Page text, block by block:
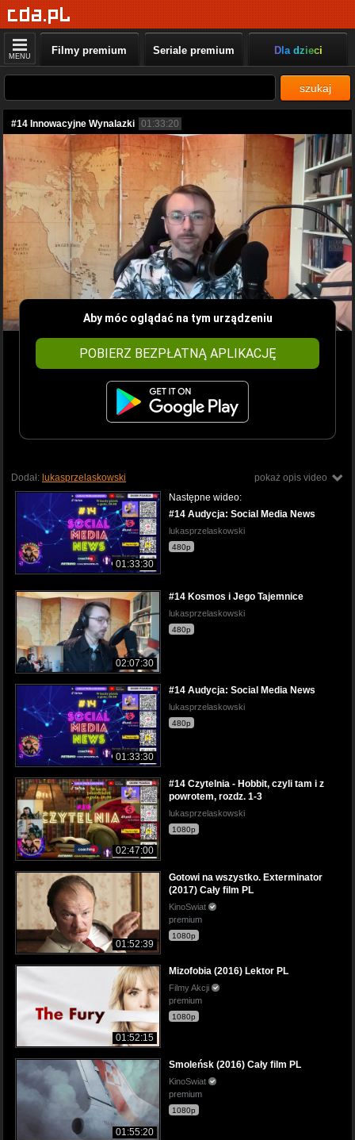
MENU Filmy premium Seriale premium Dla dzieci
szukaj
#14 Innowacyjne Wynalazki 01:33:20
Aby móc oglądać na tym urządzeniu
POBIERZ BEZPŁATNĄ APLIKACJĘ
pokaż opis video
Dodał: lukasprzelaskowski
01:33:30
Następne wideo:
#14 Audycja: Social Media News
lukasprzelaskowski
480p
02:07:30
#14 Kosmos i Jego Tajemnice
lukasprzelaskowski
480p
01:33:30
#14 Audycja: Social Media News
lukasprzelaskowski
480p
02:47:00
#14 Czytelnia - Hobbit, czyli tam i z
powrotem, rozdz. 1-3
lukasprzelaskowski
1080p
01:52:39
Gotowi na wszystko. Exterminator
(2017) Cały film PL
KinoSwiat
premium
1080p
01:52:15
Mizofobia (2016) Lektor PL
Filmy Akcji
premium
1080p
01:55:20
Smoleńsk (2016) Cały film PL
KinoSwiat
premium
1080p